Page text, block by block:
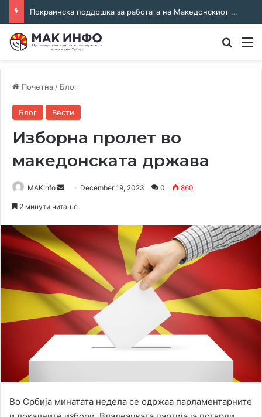
Покраинска поддршка за работата на Македонскиот национален совет: потпишан договор за суфинансирање на активностите
Почетна / Блог
Блог Вести
Изборна пролет во
македонската држава
MAKInfo
Send December 19, 2023 0 860
2 минути читање
Во Србија минатата недела се одржаа парламентарните